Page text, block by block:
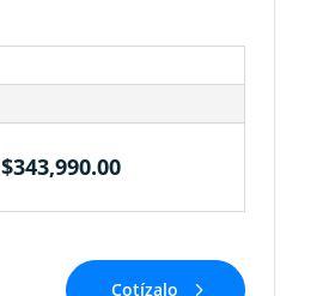
$343,990.00
Cotízalo